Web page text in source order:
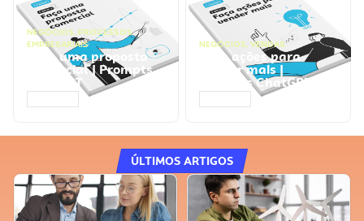
NEGÓCIOS, PROCESSOS
EMPRESARIAIS
Faça uma proposta
comercial | Prompts
ChatGPT
NEGÓCIOS, VENDAS
Faça ações para
vender mais |
Prompts ChatGPT
ÚLTIMOS ARTIGOS